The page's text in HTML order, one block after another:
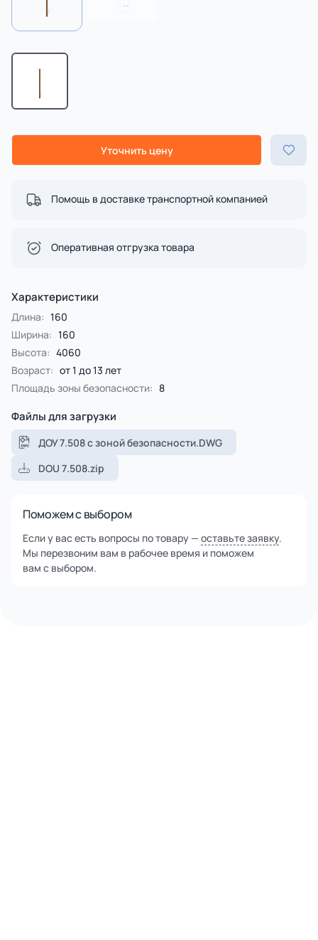
Уточнить цену
Помощь в доставке транспортной компанией
Оперативная отгрузка товара
Характеристики
Длина: 160
Ширина: 160
Высота: 4060
Возраст: от 1 до 13 лет
Площадь зоны безопасности: 8
Файлы для загрузки
ДОУ 7.508 с зоной безопасности.DWG
DOU 7.508.zip
Поможем с выбором
Если у вас есть вопросы по товару — оставьте заявку.
Мы перезвоним вам в рабочее время и поможем
вам с выбором.